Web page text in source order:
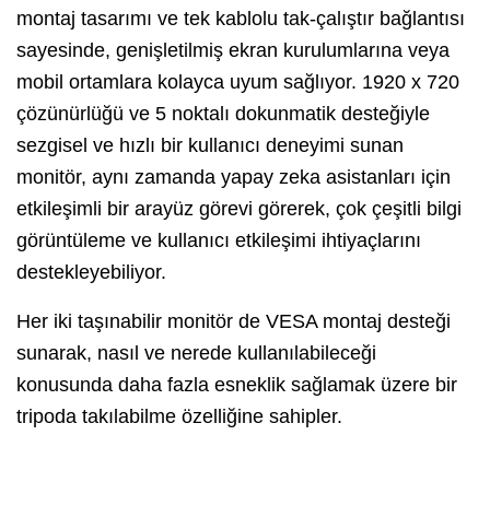
montaj tasarımı ve tek kablolu tak-çalıştır bağlantısı
sayesinde, genişletilmiş ekran kurulumlarına veya
mobil ortamlara kolayca uyum sağlıyor. 1920 x 720
çözünürlüğü ve 5 noktalı dokunmatik desteğiyle
sezgisel ve hızlı bir kullanıcı deneyimi sunan
monitör, aynı zamanda yapay zeka asistanları için
etkileşimli bir arayüz görevi görerek, çok çeşitli bilgi
görüntüleme ve kullanıcı etkileşimi ihtiyaçlarını
destekleyebiliyor.
Her iki taşınabilir monitör de VESA montaj desteği
sunarak, nasıl ve nerede kullanılabileceği
konusunda daha fazla esneklik sağlamak üzere bir
tripoda takılabilme özelliğine sahipler.